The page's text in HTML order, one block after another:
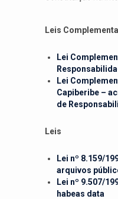
Leis
Lei
Lei
Capiberibe –
de
Leis
Lei nº 8.159/
arquivos
Lei nº 9.507/
habeas data